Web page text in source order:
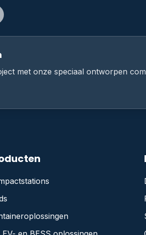
met onze speciaal ontworpen